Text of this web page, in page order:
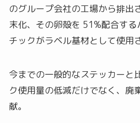
のグループ会社の工場から排出
末化、その卵殻を 51%配合す
チックがラベル基材として使用
今までの一般的なステッカーと
ク使用量の低減だけでなく、廃
献。